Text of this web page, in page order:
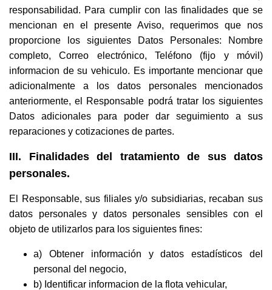
responsabilidad. Para cumplir con las finalidades que se
mencionan en el presente Aviso, requerimos que nos
proporcione los siguientes Datos Personales: Nombre
completo, Correo electrónico, Teléfono (fijo y móvil)
informacion de su vehiculo. Es importante mencionar que
adicionalmente a los datos personales mencionados
anteriormente, el Responsable podrá tratar los siguientes
Datos adicionales para poder dar seguimiento a sus
reparaciones y cotizaciones de partes.
III. Finalidades del tratamiento de sus datos
personales.
El Responsable, sus filiales y/o subsidiarias, recaban sus
datos personales y datos personales sensibles con el
objeto de utilizarlos para los siguientes fines:
a) Obtener información y datos estadísticos del
personal del negocio,
b) Identificar informacion de la flota vehicular,